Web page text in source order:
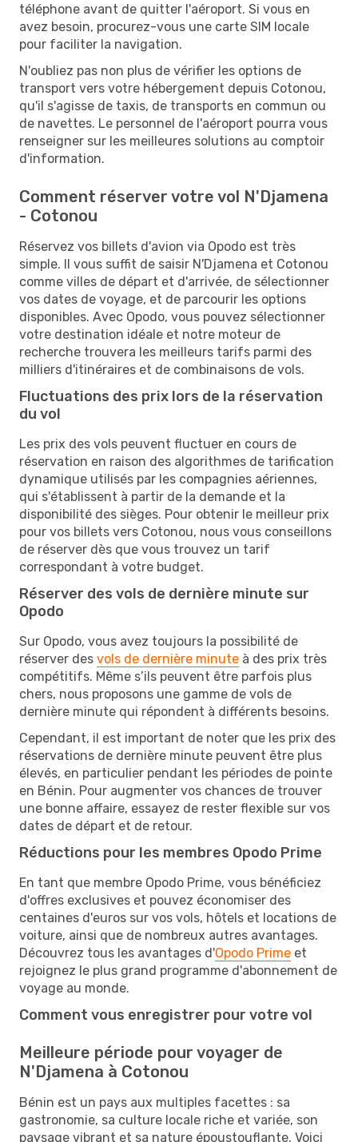
téléphone avant de quitter l'aéroport. Si vous en
avez besoin, procurez-vous une carte SIM locale
pour faciliter la navigation.
N'oubliez pas non plus de vérifier les options de
transport vers votre hébergement depuis Cotonou,
qu'il s'agisse de taxis, de transports en commun ou
de navettes. Le personnel de l'aéroport pourra vous
renseigner sur les meilleures solutions au comptoir
d'information.
Comment réserver votre vol N'Djamena
- Cotonou
Réservez vos billets d'avion via Opodo est très
simple. Il vous suffit de saisir N'Djamena et Cotonou
comme villes de départ et d'arrivée, de sélectionner
vos dates de voyage, et de parcourir les options
disponibles. Avec Opodo, vous pouvez sélectionner
votre destination idéale et notre moteur de
recherche trouvera les meilleurs tarifs parmi des
milliers d'itinéraires et de combinaisons de vols.
Fluctuations des prix lors de la réservation
du vol
Les prix des vols peuvent fluctuer en cours de
réservation en raison des algorithmes de tarification
dynamique utilisés par les compagnies aériennes,
qui s'établissent à partir de la demande et la
disponibilité des sièges. Pour obtenir le meilleur prix
pour vos billets vers Cotonou, nous vous conseillons
de réserver dès que vous trouvez un tarif
correspondant à votre budget.
Réserver des vols de dernière minute sur
Opodo
Sur Opodo, vous avez toujours la possibilité de
réserver des vols de dernière minute à des prix très
compétitifs. Même s’ils peuvent être parfois plus
chers, nous proposons une gamme de vols de
dernière minute qui répondent à différents besoins.
Cependant, il est important de noter que les prix des
réservations de dernière minute peuvent être plus
élevés, en particulier pendant les périodes de pointe
en Bénin. Pour augmenter vos chances de trouver
une bonne affaire, essayez de rester flexible sur vos
dates de départ et de retour.
Réductions pour les membres Opodo Prime
En tant que membre Opodo Prime, vous bénéficiez
d'offres exclusives et pouvez économiser des
centaines d'euros sur vos vols, hôtels et locations de
voiture, ainsi que de nombreux autres avantages.
Découvrez tous les avantages d'Opodo Prime et
rejoignez le plus grand programme d'abonnement de
voyage au monde.
Comment vous enregistrer pour votre vol
Meilleure période pour voyager de
N'Djamena à Cotonou
Bénin est un pays aux multiples facettes : sa
gastronomie, sa culture locale riche et variée, son
paysage vibrant et sa nature époustouflante. Voici